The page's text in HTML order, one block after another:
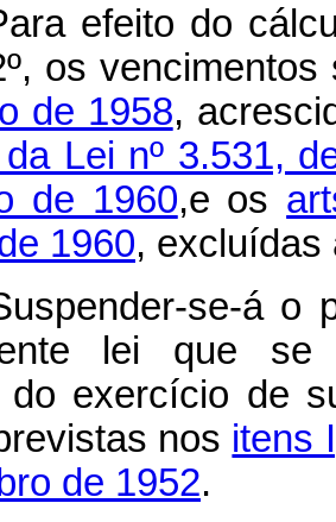
efeito do
os
de 1958,
Lei nº 3.531,
de 1960,e os
1960, excluídas
se-á o
lei que se
do exercício de
nos itens
de 1952.